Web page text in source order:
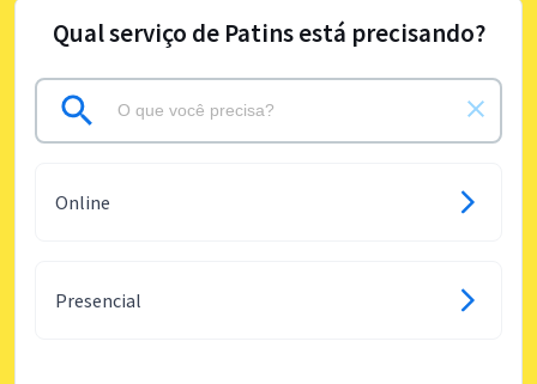
Qual serviço de Patins está precisando?
Online
Presencial